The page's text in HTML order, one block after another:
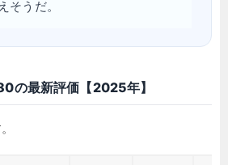
そうだ。
の最新評価【2025年】